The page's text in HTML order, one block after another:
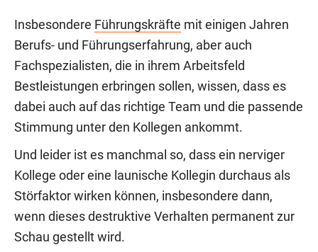
Insbesondere Führungskräfte mit einigen Jahren
Berufs- und Führungserfahrung, aber auch
Fachspezialisten, die in ihrem Arbeitsfeld
Bestleistungen erbringen sollen, wissen, dass es
dabei auch auf das richtige Team und die passende
Stimmung unter den Kollegen ankommt.
Und leider ist es manchmal so, dass ein nerviger
Kollege oder eine launische Kollegin durchaus als
Störfaktor wirken können, insbesondere dann,
wenn dieses destruktive Verhalten permanent zur
Schau gestellt wird.